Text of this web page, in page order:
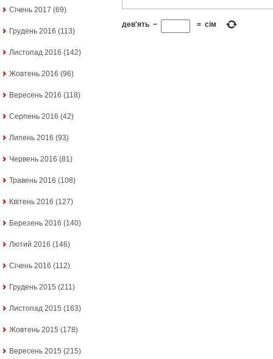
Січень 2017 (69)
Грудень 2016 (113)
Листопад 2016 (142)
Жовтень 2016 (96)
Вересень 2016 (118)
Серпень 2016 (42)
Липень 2016 (93)
Червень 2016 (81)
Травень 2016 (108)
Квітень 2016 (127)
Березень 2016 (140)
Лютий 2016 (146)
Січень 2016 (112)
Грудень 2015 (211)
Листопад 2015 (163)
Жовтень 2015 (178)
Вересень 2015 (215)
дев'ять − = сім